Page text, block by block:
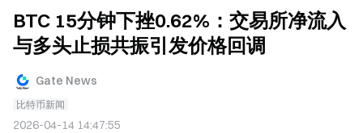
BTC 15分钟下挫0.62%：交易所净流入
与多头止损共振引发价格回调
Gate News
比特币新闻
2026-04-14 14:47:55